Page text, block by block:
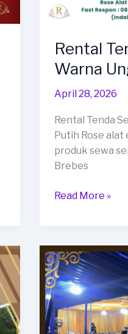
Rental
Warna
April 28, 2026
Rental Tenda
Putih Rose alat
produk sewa
Brebes
Rental
Warna
Unggu
Putih
Read More »